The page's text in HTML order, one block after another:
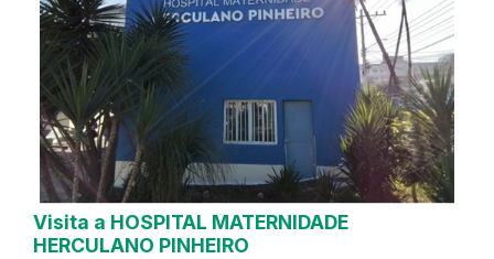
Visita a HOSPITAL MATERNIDADE
HERCULANO PINHEIRO